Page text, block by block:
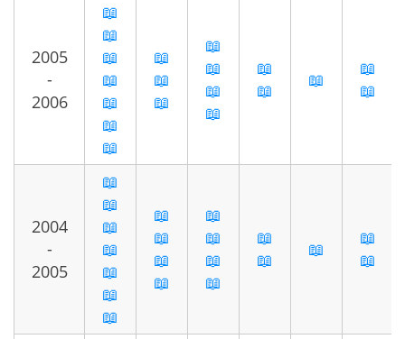
2005
-
2006
📖
📖
📖
📖
📖
📖
📖
📖
📖
📖
📖
📖
📖
📖
📖
📖
📖
📖
📖
2004
-
2005
📖
📖
📖
📖
📖
📖
📖
📖
📖
📖
📖
📖
📖
📖
📖
📖
📖
📖
📖
📖